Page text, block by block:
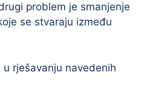
problem je smanjenje
se stvaraju između
rješavanju navedenih